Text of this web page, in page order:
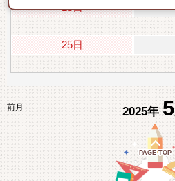
18日
25日
前月 2025年 5
PAGE TOP